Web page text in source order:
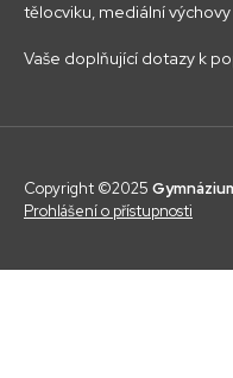
tělocviku, mediální výchovy
Vaše doplňující dotazy k
Copyright ©2025
Prohlášení o přístupnosti